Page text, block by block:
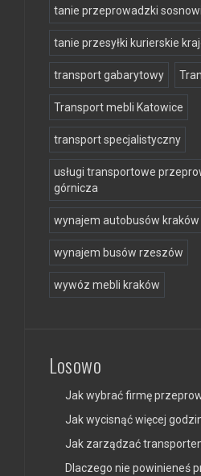
tanie przeprowadzki
tanie przesyłki kurierskie
transport gabarytowy
Transport mebli Katowice
transport specjalistyczny
usługi transportowe
górnicza
wynajem autobusów kraków
wynajem busów rzeszów
wywóz mebli kraków
Losowo
Jak wybrać firmę
Jak wycisnąć więcej
Jak zarządzać
Dlaczego nie powinieneś